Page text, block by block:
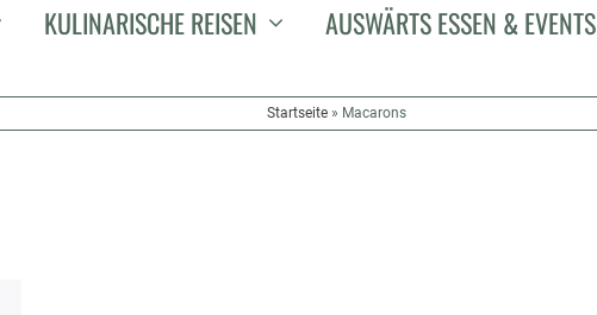
KULINARISCHE REISEN AUSWÄRTS ESSEN & EVENTS
Startseite» Macarons